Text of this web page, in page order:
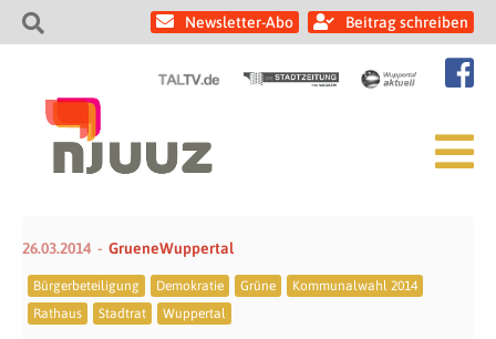
Newsletter-Abo Beitrag schreiben
26.03.2014 GrueneWuppertal
Bürgerbeteiligung Demokratie Grüne
Kommunalwahl 2014
Rathaus
Stadtrat Wuppertal